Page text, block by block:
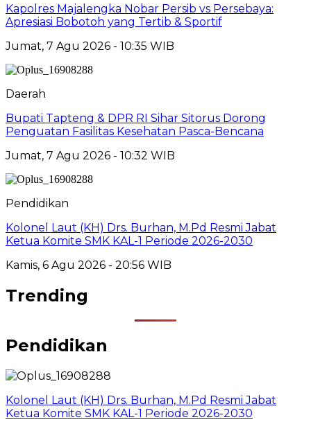
Kapolres Majalengka Nobar Persib vs Persebaya:
Apresiasi Bobotoh yang Tertib & Sportif
Jumat, 7 Agu 2026 - 10:35 WIB
Daerah
Bupati Tapteng & DPR RI Sihar Sitorus Dorong
Penguatan Fasilitas Kesehatan Pasca-Bencana
Jumat, 7 Agu 2026 - 10:32 WIB
Pendidikan
Kolonel Laut (KH) Drs. Burhan, M.Pd Resmi Jabat
Ketua Komite SMK KAL-1 Periode 2026-2030
Kamis, 6 Agu 2026 - 20:56 WIB
Trending
Pendidikan
Kolonel Laut (KH) Drs. Burhan, M.Pd Resmi Jabat
Ketua Komite SMK KAL-1 Periode 2026-2030